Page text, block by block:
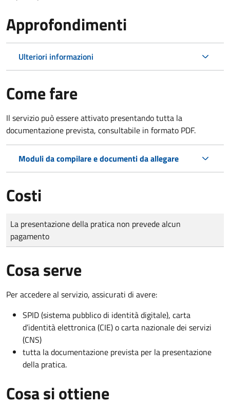
Approfondimenti
Ulteriori informazioni
Come fare
Il servizio può essere attivato presentando tutta la
documentazione prevista, consultabile in formato PDF.
Moduli da compilare e documenti da allegare
Costi
Tipo di pagamento
Importo
La presentazione della pratica non prevede alcun
pagamento
Cosa serve
Per accedere al servizio, assicurati di avere:
SPID (sistema pubblico di identità digitale), carta
d’identità elettronica (CIE) o carta nazionale dei servizi
(CNS)
tutta la documentazione prevista per la presentazione
della pratica.
Cosa si ottiene